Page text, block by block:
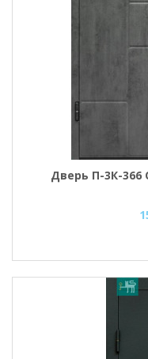
Дверь П-3К-